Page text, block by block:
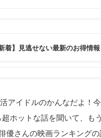
新着】見逃せない最新のお得情
アイドルのかんなだよ！
ホットな話を聞いて、も
優さんの映画ランキング